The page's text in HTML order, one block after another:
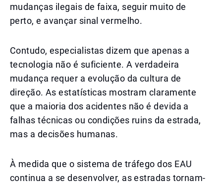
mudanças ilegais de faixa, seguir muito de
perto, e avançar sinal vermelho.
Contudo, especialistas dizem que apenas a
tecnologia não é suficiente. A verdadeira
mudança requer a evolução da cultura de
direção. As estatísticas mostram claramente
que a maioria dos acidentes não é devida a
falhas técnicas ou condições ruins da estrada,
mas a decisões humanas.
À medida que o sistema de tráfego dos EAU
continua a se desenvolver, as estradas tornam-